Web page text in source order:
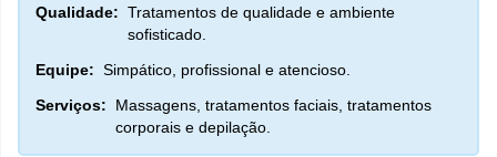
Qualidade: Tratamentos de qualidade e ambiente
sofisticado.
Equipe: Simpático, profissional e atencioso.
Serviços:
Massagens, tratamentos faciais, tratamentos
corporais e depilação.